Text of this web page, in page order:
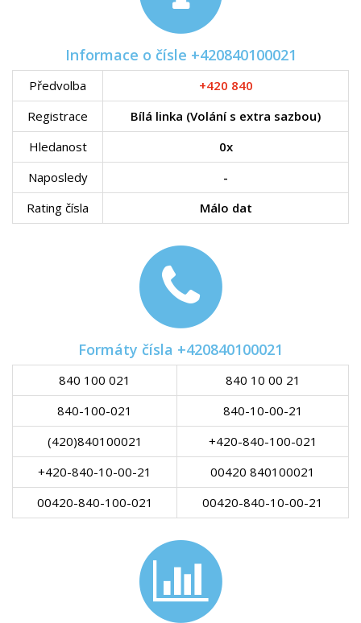
Informace o čísle +420840100021
Předvolba
+420 840
Registrace
Bílá linka (Volání s extra sazbou)
Hledanost
0x
Naposledy
-
Rating čísla
Málo dat
Formáty čísla +420840100021
840 100 021
840 10 00 21
840-100-021
840-10-00-21
(420)840100021
+420-840-100-021
+420-840-10-00-21
00420 840100021
00420-840-100-021
00420-840-10-00-21